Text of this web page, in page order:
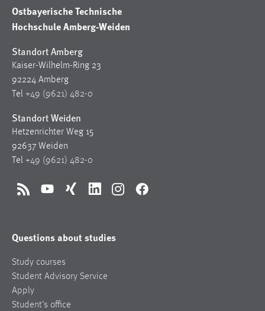
Ostbayerische Technische
Hochschule Amberg-Weiden
Standort Amberg
Kaiser-Wilhelm-Ring 23
92224 Amberg
Tel +49 (9621) 482-0
Standort Weiden
Hetzenrichter Weg 15
92637 Weiden
Tel +49 (9621) 482-0
RSS YouTubeXing LinkedInInstagramFacebook
Questions about studies
Study courses
Student Advisory Service
Apply
Student’s office